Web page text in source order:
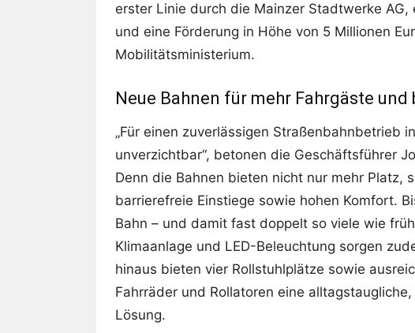
erster Linie durch die Mainzer Stadtwerke
und eine Förderung in Höhe von 5 Millionen
Mobilitätsministerium.
Neue Bahnen für mehr Fahrgäste
„Für einen zuverlässigen Straßenbahnbetrieb
unverzichtbar“, betonen die Geschäftsführer
Denn die Bahnen bieten nicht nur mehr Platz,
barrierefreie Einstiege sowie hohen Komfort.
Bahn – und damit fast doppelt so viele wie
Klimaanlage und LED-Beleuchtung sorgen
hinaus bieten vier Rollstuhlplätze sowie
Fahrräder und Rollatoren eine
Lösung.